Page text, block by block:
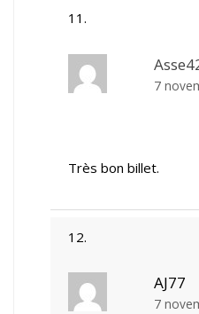
7
Très bon billet.
AJ77
7